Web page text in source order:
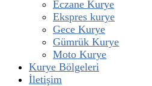
Eczane Kurye
Ekspres kurye
Gece Kurye
Gümrük Kurye
Moto Kurye
Kurye Bölgeleri
İletişim